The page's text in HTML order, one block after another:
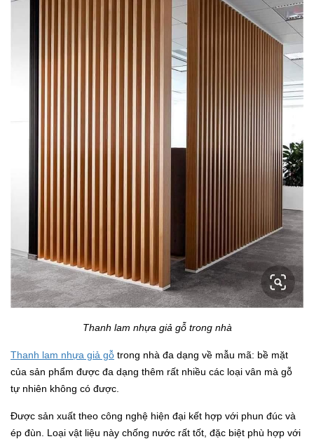
Thanh lam nhựa giả gỗ trong nhà
Thanh lam nhựa giả gỗ trong nhà đa dạng về mẫu mã: bề mặt
của sản phẩm được đa dạng thêm rất nhiều các loại vân mà gỗ
tự nhiên không có được.
Được sản xuất theo công nghệ hiện đại kết hợp với phun đúc và
ép đùn. Loại vật liệu này chống nước rất tốt, đặc biệt phù hợp với